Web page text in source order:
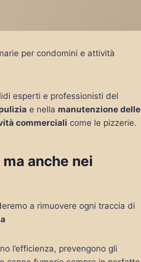
per condomini e attività
esperti e professionisti del
e nella manutenzione delle
commerciali come le pizzerie.
anche nei
a rimuovere ogni traccia di
l’efficienza, prevengono gli